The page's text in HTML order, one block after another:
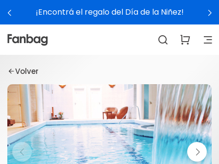
¡Encontrá el regalo del Día de la Niñez!
Volver